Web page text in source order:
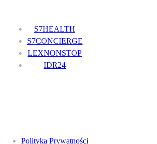
S7HEALTH
S7CONCIERGE
LEXNONSTOP
IDR24
Polityka Prywatności